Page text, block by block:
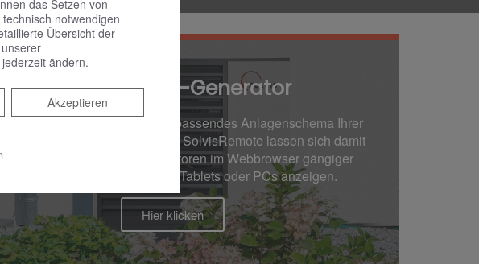
Solvis Online-Generator
Online-Generator erzeugt ein passendes Anlagenschema Ihrer
Anlage. Zusammen mit Ihrer SolvisRemote lassen sich damit
relevanten Sensoren und Aktoren im Webbrowser gängiger
Endgeräte, wie Smartphones, Tablets oder PCs anzeigen.
Hier klicken
das Setzen von
notwendigen
Übersicht der
jederzeit ändern.
Akzeptieren